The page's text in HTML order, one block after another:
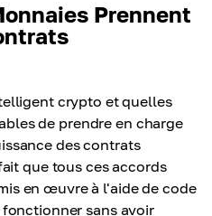
Prennent
crypto et quelles
de prendre en charge
des contrats
que tous ces accords
en œuvre à l'aide de code
sans avoir